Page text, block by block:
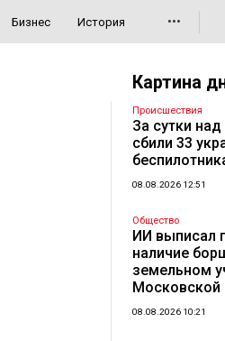
Бизнес История •••
Картина
Происшествия
За сутки
сбили 33
08.08.2026 12:51
Общество
ИИ выписал
наличие
земельном
Московской
08.08.2026 10:21